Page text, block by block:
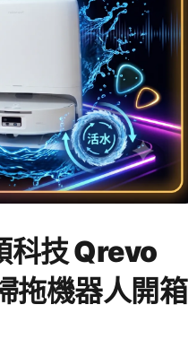
科技 Qrevo
拖機器人開箱